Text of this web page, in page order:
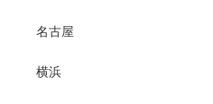
名古屋
横浜